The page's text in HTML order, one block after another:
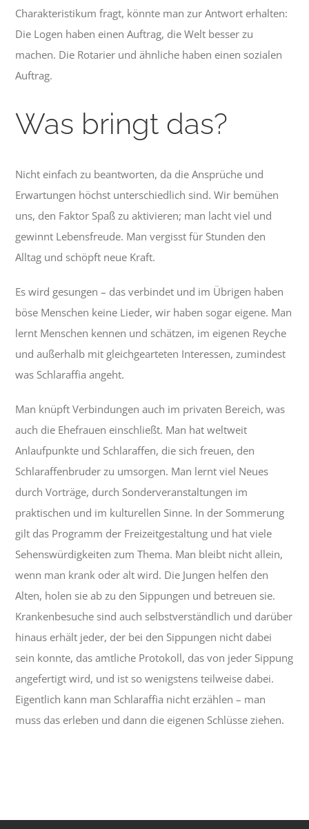
Charakteristikum fragt, könnte man zur Antwort erhalten:
Die Logen haben einen Auftrag, die Welt besser zu
machen. Die Rotarier und ähnliche haben einen sozialen
Auftrag.
Was bringt das?
Nicht einfach zu beantworten, da die Ansprüche und
Erwartungen höchst unterschiedlich sind. Wir bemühen
uns, den Faktor Spaß zu aktivieren; man lacht viel und
gewinnt Lebensfreude. Man vergisst für Stunden den
Alltag und schöpft neue Kraft.
Es wird gesungen – das verbindet und im Übrigen haben
böse Menschen keine Lieder, wir haben sogar eigene. Man
lernt Menschen kennen und schätzen, im eigenen Reyche
und außerhalb mit gleichgearteten Interessen, zumindest
was Schlaraffia angeht.
Man knüpft Verbindungen auch im privaten Bereich, was
auch die Ehefrauen einschließt. Man hat weltweit
Anlaufpunkte und Schlaraffen, die sich freuen, den
Schlaraffenbruder zu umsorgen. Man lernt viel Neues
durch Vorträge, durch Sonderveranstaltungen im
praktischen und im kulturellen Sinne. In der Sommerung
gilt das Programm der Freizeitgestaltung und hat viele
Sehenswürdigkeiten zum Thema. Man bleibt nicht allein,
wenn man krank oder alt wird. Die Jungen helfen den
Alten, holen sie ab zu den Sippungen und betreuen sie.
Krankenbesuche sind auch selbstverständlich und darüber
hinaus erhält jeder, der bei den Sippungen nicht dabei
sein konnte, das amtliche Protokoll, das von jeder Sippung
angefertigt wird, und ist so wenigstens teilweise dabei.
Eigentlich kann man Schlaraffia nicht erzählen – man
muss das erleben und dann die eigenen Schlüsse ziehen.